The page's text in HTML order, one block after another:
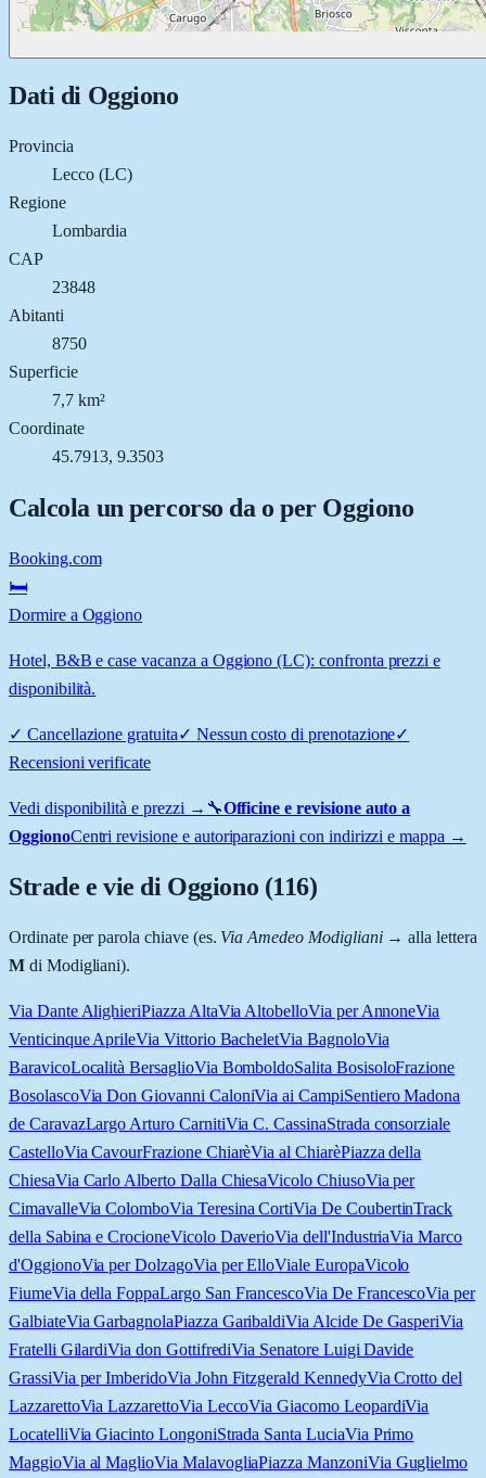
Dati di Oggiono
Provincia
Lecco (LC)
Regione
Lombardia
CAP
23848
Abitanti
8750
Superficie
7,7 km²
Coordinate
45.7913, 9.3503
Calcola un percorso da o per Oggiono
Booking.com
🛏️
Dormire a Oggiono
Hotel, B&B e case vacanza a Oggiono (LC): confronta prezzi e
disponibilità.
✓ Cancellazione gratuita✓ Nessun costo di prenotazione✓
Recensioni verificate
Vedi disponibilità e prezzi → 🔧Officine e revisione auto a
OggionoCentri revisione e autoriparazioni con indirizzi e mappa →
Strade e vie di Oggiono (116)
Ordinate per parola chiave (es. Via Amedeo Modigliani→ alla lettera
Mdi Modigliani).
Via Dante AlighieriPiazza AltaVia AltobelloVia per AnnoneVia
Venticinque AprileVia Vittorio BacheletVia BagnoloVia
BaravicoLocalità BersaglioVia BomboldoSalita BosisoloFrazione
BosolascoVia Don Giovanni CaloniVia ai CampiSentiero Madona
de CaravazLargo Arturo CarnitiVia C. CassinaStrada consorziale
CastelloVia CavourFrazione ChiarèVia al ChiarèPiazza della
ChiesaVia Carlo Alberto Dalla ChiesaVicolo ChiusoVia per
CimavalleVia ColomboVia Teresina CortiVia De CoubertinTrack
della Sabina e CrocioneVicolo DaverioVia dell'IndustriaVia Marco
d'OggionoVia per DolzagoVia per ElloViale EuropaVicolo
FiumeVia della FoppaLargo San FrancescoVia De FrancescoVia per
GalbiateVia GarbagnolaPiazza GaribaldiVia Alcide De GasperiVia
Fratelli GilardiVia don GottifrediVia Senatore Luigi Davide
GrassiVia per ImberidoVia John Fitzgerald KennedyVia Crotto del
LazzarettoVia LazzarettoVia LeccoVia Giacomo LeopardiVia
LocatelliVia Giacinto LongoniStrada Santa LuciaVia Primo
MaggioVia al MaglioVia MalavogliaPiazza ManzoniVia Guglielmo